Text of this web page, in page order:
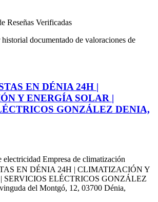
Reseñas Verificadas
documentado de valoraciones de
EN DÉNIA 24H |
Y ENERGÍA SOLAR |
GONZÁLEZ DENIA,
electricidad Empresa de climatización
EN DÉNIA 24H | CLIMATIZACIÓN Y
SERVICIOS ELÉCTRICOS GONZÁLEZ
del Montgó, 12, 03700 Dénia,